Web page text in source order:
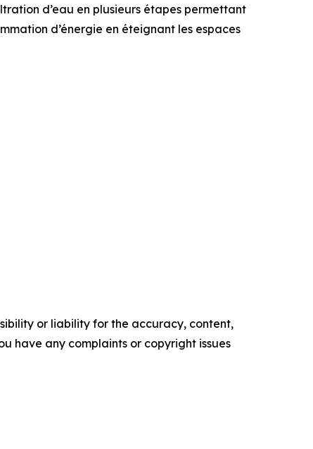
d’eau en plusieurs étapes permettant
d’énergie en éteignant les espaces
or liability for the accuracy, content,
have any complaints or copyright issues